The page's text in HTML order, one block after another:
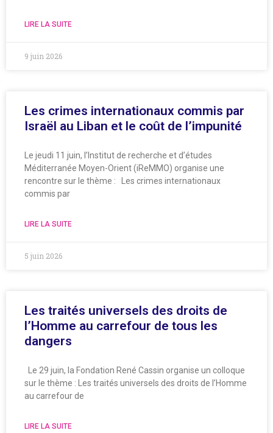
LIRE LA SUITE
9 juin 2026
Les crimes internationaux commis par
Israël au Liban et le coût de l’impunité
Le jeudi 11 juin, l’Institut de recherche et d’études
Méditerranée Moyen-Orient (iReMMO) organise une
rencontre sur le thème : Les crimes internationaux
commis par
LIRE LA SUITE
5 juin 2026
Les traités universels des droits de
l’Homme au carrefour de tous les
dangers
Le 29 juin, la Fondation René Cassin organise un colloque
sur le thème : Les traités universels des droits de l’Homme
au carrefour de
LIRE LA SUITE